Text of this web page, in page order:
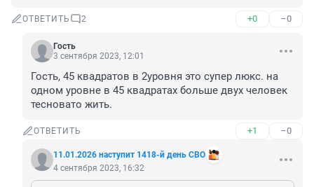
ОТВЕТИТЬ 2 +0 –0
Гость
3 сентября 2023, 12:01
Гость, 45 квадратов в 2уровня это супер люкс. на
одном уровне в 45 квадратах больше двух человек
тесновато жить.
ОТВЕТИТЬ +1 –0
11.01.2026 наступит 1418-й день СВО
4 сентября 2023, 16:32